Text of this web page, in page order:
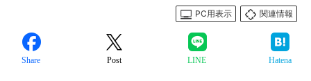
PC用表示
関連情報
Share Post LINE Hatena